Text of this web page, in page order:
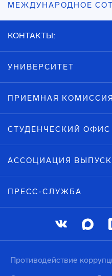
МЕЖДУНАРОДНОЕ
КОНТАКТЫ:
УНИВЕРСИТЕТ
ПРИЕМНАЯ КОМИССИЯ
СТУДЕНЧЕСКИЙ ОФИС
АССОЦИАЦИЯ
ПРЕСС-СЛУЖБА
Противодействие